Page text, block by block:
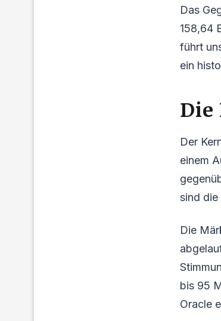
Das
158,64
führt
ein
Die
Der
einem
sind die
Die
bis 95
Oracle